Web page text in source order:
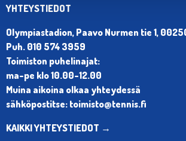
YHTEYSTIEDOT
Olympiastadion, Paavo Nurmen tie 1,
Puh. 010 574 3959
Toimiston puhelinajat:
ma-pe klo 10.00-12.00
Muina aikoina olkaa yhteydessä
sähköpostitse: toimisto@tennis.fi
KAIKKI YHTEYSTIEDOT →